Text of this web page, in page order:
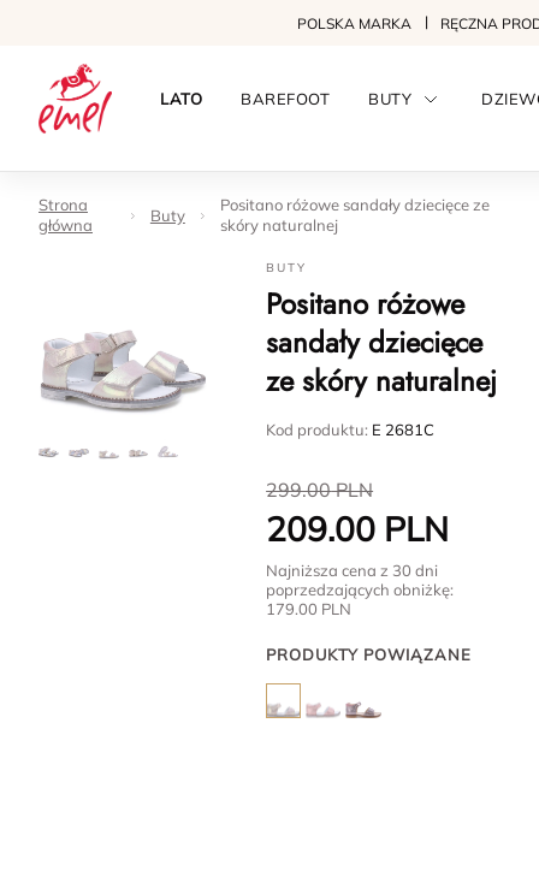
POLSKA MARKA RĘCZNA
LATO BAREFOOT BUTY
Strona
główna
Buty
Positano różowe sandały dziecięce ze
skóry naturalnej
BUTY
Positano różowe
sandały dziecięce
ze skóry naturalnej
Kod produktu: E 2681C
299.00PLN
209.00 PLN
Najniższa cena z 30 dni
poprzedzających obniżkę:
179.00 PLN
PRODUKTY POWIĄZANE